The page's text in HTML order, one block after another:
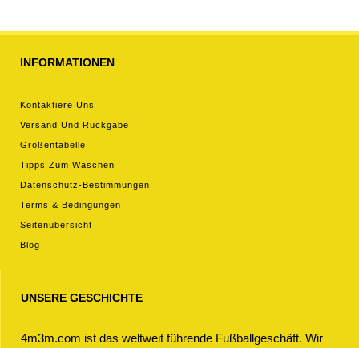
INFORMATIONEN
Kontaktiere Uns
Versand Und Rückgabe
Größentabelle
Tipps Zum Waschen
Datenschutz-Bestimmungen
Terms & Bedingungen
Seitenübersicht
Blog
UNSERE GESCHICHTE
4m3m.com ist das weltweit führende Fußballgeschäft. Wir